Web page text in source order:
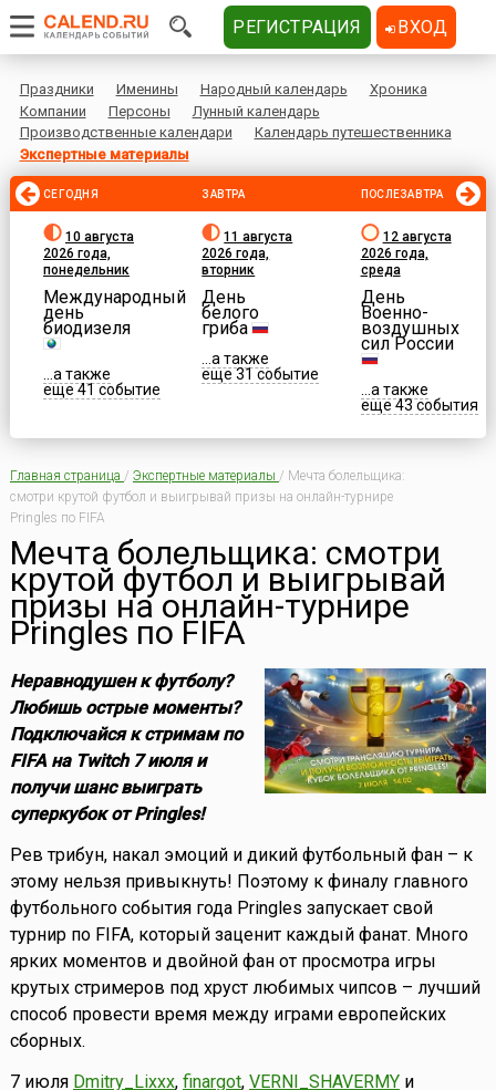
Праздники Именины Народный календарь
Хроника
Компании
Персоны
Лунный календарь
Производственные календари
Календарь путешественника
Экспертные материалы
СЕГОДНЯ
10 августа
2026 года,
понедельник
Международный
день
биодизеля
...а также
еще 41 событие
ЗАВТРА
11 августа
2026 года,
вторник
День
белого
гриба
...а также
еще 31 событие
ПОСЛЕЗАВТРА
12 августа
2026 года,
среда
День
Военно-
воздушных
сил России
...а также
еще 43 события
Главная страница / Экспертные материалы / Мечта болельщика:
смотри крутой футбол и выигрывай призы на онлайн-турнире
Pringles по FIFA
Мечта болельщика: смотри
крутой футбол и выигрывай
призы на онлайн-турнире
Pringles по FIFA
Неравнодушен к футболу?
Любишь острые моменты?
Подключайся к стримам по
FIFA на Twitch 7 июля и
получи шанс выиграть
суперкубок от Pringles!
Рев трибун, накал эмоций и дикий футбольный фан – к
этому нельзя привыкнуть! Поэтому к финалу главного
футбольного события года Pringles запускает свой
турнир по FIFA, который заценит каждый фанат. Много
ярких моментов и двойной фан от просмотра игры
крутых стримеров под хруст любимых чипсов – лучший
способ провести время между играми европейских
сборных.
7 июля Dmitry_Lixxx, finargot, VERNI_SHAVERMYи
РЕГИСТРАЦИЯ ВХОД